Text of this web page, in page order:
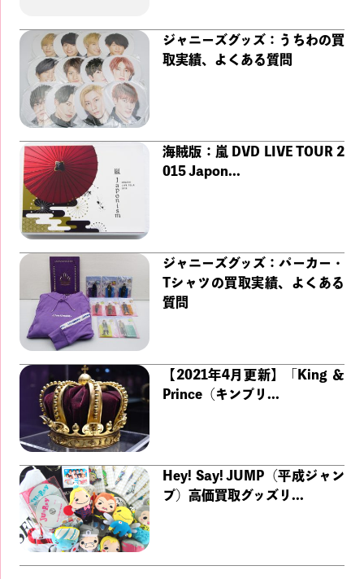
ジャニーズグッズ：うちわの買
取実績、よくある質問
海賊版：嵐 DVD LIVE TOUR 2
015 Japon...
ジャニーズグッズ：パーカー・
Tシャツの買取実績、よくある
質問
【2021年4月更新】「King ＆
Prince（キンプリ...
Hey! Say! JUMP（平成ジャン
プ）高価買取グッズリ...